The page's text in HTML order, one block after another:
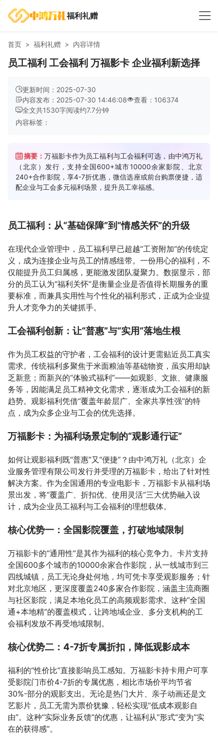
福利礼赠
首页 福利礼赠 内容详情
员工福利 工会福利 万福影卡 企业福利新选择
更新时间：2025-07-30
内容发布：2025-07-30 14:46:08
查看：106374
全文共1530字阅读约7.7分钟
内容标签：
摘要：万福影卡作为员工福利与工会福利可选，由中鸿万礼
（北京）发行，支持全国600+城市10000余家影院、北京
240+合作影院，享4-7折优惠，微信选座或前台购票便捷，适
配企业与工会多元福利场景，提升员工幸福感。
员工福利：从“基础保障”到“情感关怀”的升级
在现代企业管理中，员工福利早已超越“工资附加”的传统定
义，成为连接企业与员工的情感纽带。一份用心的福利，不
仅能提升员工归属感，更能激发团队凝聚力。数据显示，部
分的员工认为“福利关怀”是衡量企业是否值得长期服务的重
要标准，而兼具实用性与个性化的福利形式，正成为企业提
升人才竞争力的关键抓手。
工会福利创新：让“普惠”与“实用”落地生根
作为员工权益的守护者，工会福利的设计更需贴近员工真实
需求。传统福利多聚焦于米面粮油等基础物资，虽实用却缺
乏新意；而新兴的“体验式福利”——如观影、文旅、健康服
务等，因能满足员工精神文化需求，逐渐成为工会福利的新
趋势。观影福利凭借“覆盖年龄层广、全家共享性强”的特
点，成为众多企业与工会的优先选择。
万福影卡：为福利场景定制的“观影通行证”
如何让观影福利既“普惠”又“便捷”？由中鸿万礼（北京）企
业服务管理有限公司发行并受理的万福影卡，给出了针对性
解决方案。作为全国通用的专业电影卡，万福影卡从福利场
景出发，将“覆盖广、折扣优、使用灵活”三大优势融入设
计，成为企业员工福利与工会福利的理想载体。
核心优势一：全国影院覆盖，打破地域限制
万福影卡的“通用性”是其作为福利的核心竞争力。卡片支持
全国600多个城市的10000余家合作影院，从一线城市到三
四线城镇，员工无论身处何地，均可凭卡享受观影服务；针
对北京地区，更深度覆盖240多家合作影院，涵盖主流商圈
与社区影院，满足本地化员工的高频观影需求。这种“全国
通+本地精”的覆盖模式，让跨地域企业、多分支机构的工
会福利发放不再受地域限制。
核心优势二：4-7折专属折扣，降低观影成本
福利的“性价比”直接影响员工感知。万福影卡持卡用户可享
受影院门市价4-7折的专属优惠，相比市场价平均节省
30%-部分的观影支出。无论是热门大片、亲子动画还是文
艺影片，员工无需为票价犹豫，轻松实现“低成本观影自
由”。这种“实际业务反馈”的优惠，让福利从“形式”变为“实
在的获得感”。